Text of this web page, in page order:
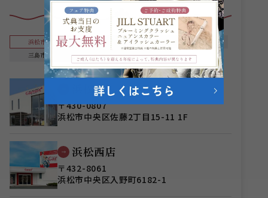
浜松市 袋井市 静岡市
富士市
三島市
豊明市 岡崎市
浜松店
〒430-0807
浜松市中央区佐藤2丁目15-11 1F
浜松西店
〒432-8061
浜松市中央区入野町6182-1